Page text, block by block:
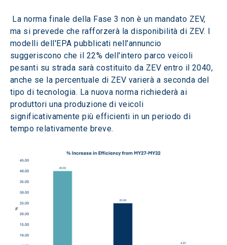
ma si prevede che rafforzerà la disponibilità di ZEV. I
modelli dell'EPA pubblicati nell'annuncio
suggeriscono che il 22% dell'intero parco veicoli
pesanti su strada sarà costituito da ZEV entro il 2040,
anche se la percentuale di ZEV varierà a seconda del
tipo di tecnologia. La nuova norma richiederà ai
produttori una produzione di veicoli
significativamente più efficienti in un periodo di
tempo relativamente breve.